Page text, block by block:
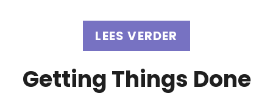
LEES VERDER
Getting Things Done